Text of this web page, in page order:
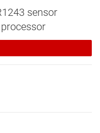
sensor